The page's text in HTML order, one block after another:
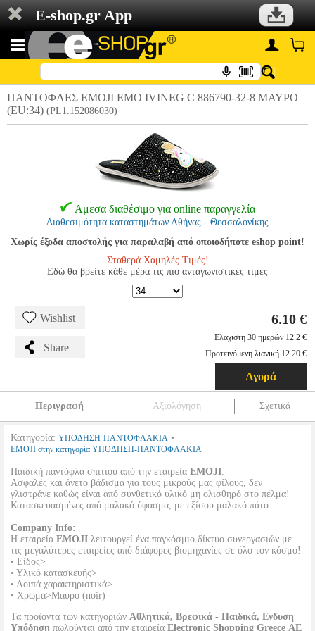
E-shop.gr App
ΠΑΝΤΟΦΛΕΣ EMOJI EMO IVINEG C 886790-32-8 ΜΑΥΡΟ
(EU:34) (PL1.152086030)
Αμεσα διαθέσιμο για online παραγγελία
Διαθεσιμότητα καταστημάτων Αθήνας - Θεσσαλονίκης
Χωρίς έξοδα αποστολής για παραλαβή από οποιοδήποτε eshop point!
Σταθερά Χαμηλές Τιμές!
Εδώ θα βρείτε κάθε μέρα τις πιο ανταγωνιστικές τιμές
Wishlist
Share
6.10 €
Ελάχιστη 30 ημερών 12.2 €
Προτεινόμενη λιανική 12.20 €
Αγορά
Περιγραφή Αξιολόγηση Σχετικά
Κατηγορία: ΥΠΟΔΗΣΗ-ΠΑΝΤΟΦΛΑΚΙΑ •
EMOJI στην κατηγορία ΥΠΟΔΗΣΗ-ΠΑΝΤΟΦΛΑΚΙΑ
Παιδική παντόφλα σπιτιού από την εταιρεία EMOJI.
Ασφαλές και άνετο βάδισμα για τους μικρούς μας φίλους, δεν
γλιστράνε καθώς είναι από συνθετικό υλικό μη ολισθηρό στο πέλμα!
Κατασκευασμένες από μαλακό ύφασμα, με εξίσου μαλακό πάτο.
Company Info:
Η εταιρεία EMOJI λειτουργεί ένα παγκόσμιο δίκτυο συνεργασιών με
τις μεγαλύτερες εταιρείες από διάφορες βιομηχανίες σε όλο τον κόσμο!
• Είδος>
• Υλικό κατασκευής>
• Λοιπά χαρακτηριστικά>
• Χρώμα>Μαύρο (noir)
Τα προϊόντα των κατηγοριών Αθλητικά, Βρεφικά - Παιδικά, Ενδυση
Υπόδηση πωλούνται από την εταιρεία Electronic Shopping Greece ΑΕ